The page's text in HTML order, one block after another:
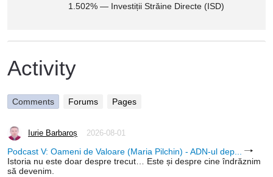
1.502% — Investiții Străine Directe (ISD)
Activity
Comments Forums Pages
Iurie Barbaroș 2026-08-01
Podcast V: Oameni de Valoare (Maria Pilchin) - ADN-ul dep...
Istoria nu este doar despre trecut… Este și despre cine îndrăznim
să devenim.